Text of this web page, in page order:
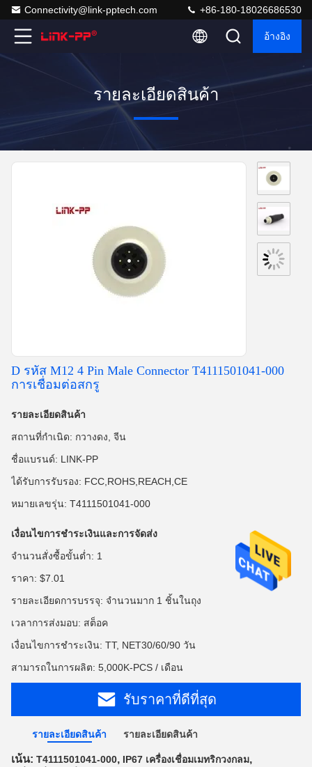
Connectivity@link-pptech.com +86-180-18026686530
อ้างอิง
รายละเอียดสินค้า
D รหัส M12 4 Pin Male Connector T4111501041-000
การเชื่อมต่อสกรู
รายละเอียดสินค้า
สถานที่กำเนิด: กวางดง, จีน
ชื่อแบรนด์: LINK-PP
ได้รับการรับรอง: FCC,ROHS,REACH,CE
หมายเลขรุ่น: T4111501041-000
เงื่อนไขการชำระเงินและการจัดส่ง
จำนวนสั่งซื้อขั้นต่ำ: 1
ราคา: $7.01
รายละเอียดการบรรจุ: จำนวนมาก 1 ชิ้นในถุง
เวลาการส่งมอบ: สต็อค
เงื่อนไขการชำระเงิน: TT, NET30/60/90 วัน
สามารถในการผลิต: 5,000K-PCS / เดือน
รับราคาที่ดีที่สุด
รายละเอียดสินค้า รายละเอียดสินค้า
เน้น: T4111501041-000, IP67 เครื่องเชื่อมเมทริกวงกลม,